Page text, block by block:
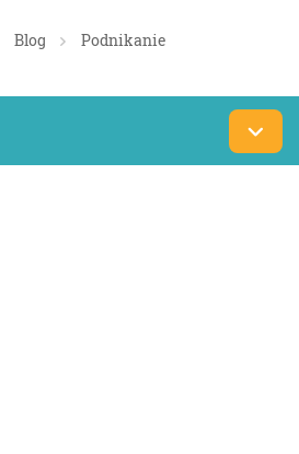
Blog Podnikanie